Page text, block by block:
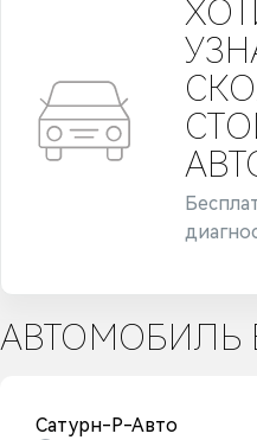
АВТОМОБИЛЬ
Сатурн-Р-Авто